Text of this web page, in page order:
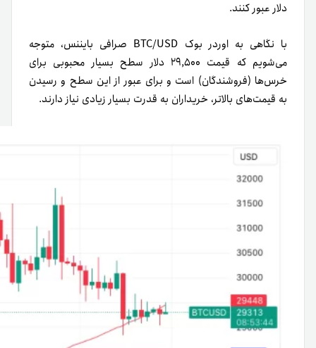
دلار عبور کنند.
با نگاهی به اوردر بوک BTC/USD صرافی بایننس، متوجه
می‌شویم که قیمت ۲۹,۵۰۰ دلار سطح بسیار محبوبی برای
خرس‌ها (فروشندگان) است و برای عبور از این سطح و رسیدن
به قیمت‌های بالاتر، خریداران به قدرت بسیار زیادی نیاز دارند.